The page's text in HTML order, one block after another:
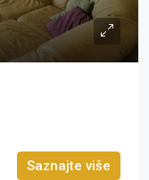
Saznajte više